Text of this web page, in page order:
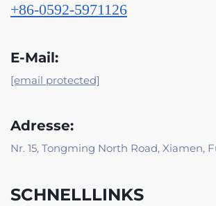
+86-0592-5971126
E-Mail:
[email protected]
Adresse:
Nr. 15, Tongming North Road, Xiamen,
SCHNELLLINKS